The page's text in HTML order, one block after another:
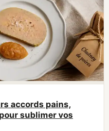
accords pains,
sublimer vos